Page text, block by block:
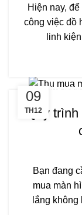
Hiện nay,
công việc đồ
linh
09
TH12
THU MUA
Quy trình
Bạn đang
mua màn
lắng không